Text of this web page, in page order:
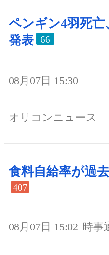
ペンギン4羽死亡
発表
66
08月07日 15:30
オリコンニュース
食料自給率が過
407
08月07日 15:02 時事